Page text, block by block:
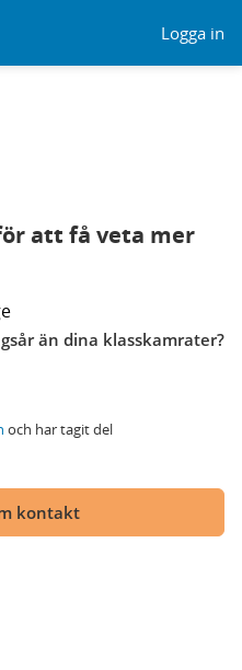
Logga in
att få veta mer
än dina klasskamrater?
och har tagit del
kontakt